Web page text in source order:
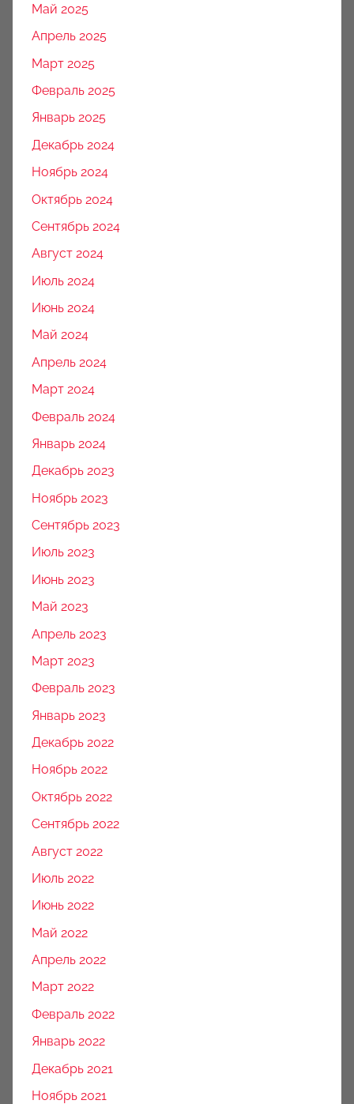
Май 2025
Апрель 2025
Март 2025
Февраль 2025
Январь 2025
Декабрь 2024
Ноябрь 2024
Октябрь 2024
Сентябрь 2024
Август 2024
Июль 2024
Июнь 2024
Май 2024
Апрель 2024
Март 2024
Февраль 2024
Январь 2024
Декабрь 2023
Ноябрь 2023
Сентябрь 2023
Июль 2023
Июнь 2023
Май 2023
Апрель 2023
Март 2023
Февраль 2023
Январь 2023
Декабрь 2022
Ноябрь 2022
Октябрь 2022
Сентябрь 2022
Август 2022
Июль 2022
Июнь 2022
Май 2022
Апрель 2022
Март 2022
Февраль 2022
Январь 2022
Декабрь 2021
Ноябрь 2021